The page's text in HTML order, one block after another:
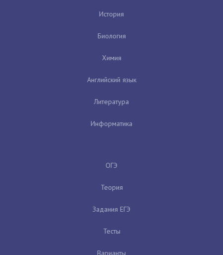
История
Биология
Химия
Английский язык
Литература
Информатика
ОГЭ
Теория
Задания ЕГЭ
Тесты
Варианты